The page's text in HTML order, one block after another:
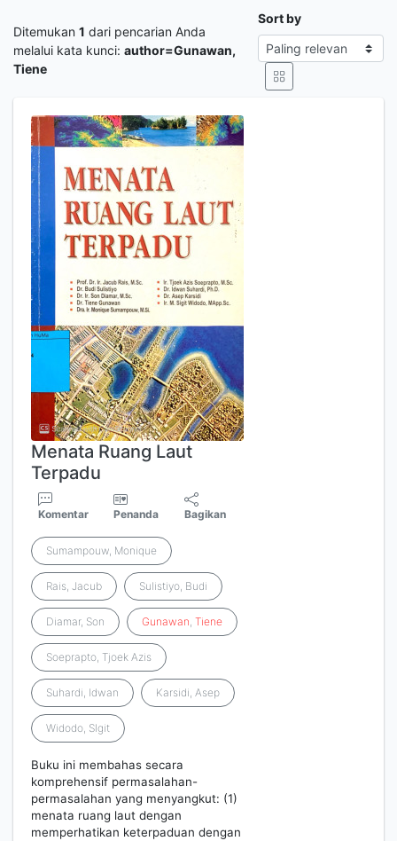
Ditemukan 1 dari pencarian Anda
melalui kata kunci: author=Gunawan,
Tiene
Sort by
Menata Ruang Laut
Terpadu
Komentar Penanda Bagikan
Sumampouw, Monique
Rais, Jacub Sulistiyo, Budi
Diamar, Son Gunawan, Tiene
Soeprapto, Tjoek Azis
Suhardi, Idwan Karsidi, Asep
Widodo, SIgit
Buku ini membahas secara
komprehensif permasalahan-
permasalahan yang menyangkut: (1)
menata ruang laut dengan
memperhatikan keterpaduan dengan